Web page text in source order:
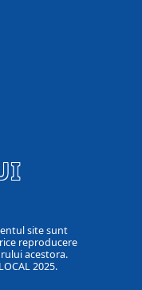
site sunt
reproducere
acestora.
2025.